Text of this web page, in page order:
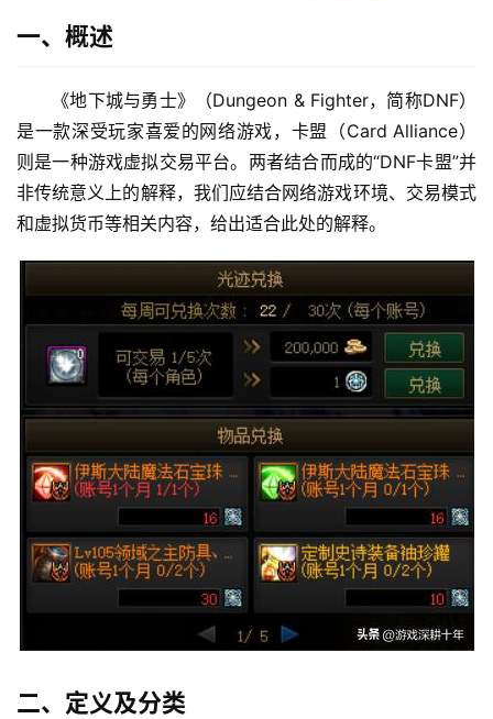
一、概述
《地下城与勇士》（Dungeon & Fighter，简称DNF）
是一款深受玩家喜爱的网络游戏，卡盟（Card Alliance）
则是一种游戏虚拟交易平台。两者结合而成的“DNF卡盟”并
非传统意义上的解释，我们应结合网络游戏环境、交易模式
和虚拟货币等相关内容，给出适合此处的解释。
二、定义及分类